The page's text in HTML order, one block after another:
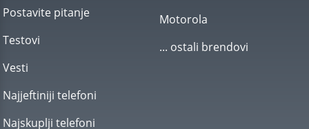
Postavite pitanje
Testovi
Vesti
Najjeftiniji telefoni
Najskuplji telefoni
Motorola
... ostali brendovi